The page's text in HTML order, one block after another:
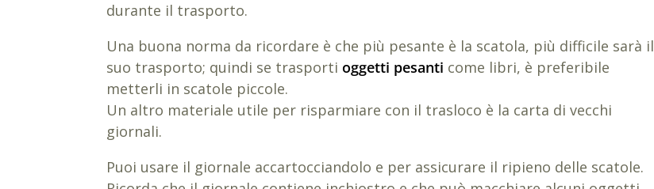
durante il trasporto.
Una buona norma da ricordare è che più pesante è la scatola, più difficile sarà il
suo trasporto; quindi se trasporti oggetti pesanti come libri, è preferibile
metterli in scatole piccole.
Un altro materiale utile per risparmiare con il trasloco è la carta di vecchi
giornali.
Puoi usare il giornale accartocciandolo e per assicurare il ripieno delle scatole.